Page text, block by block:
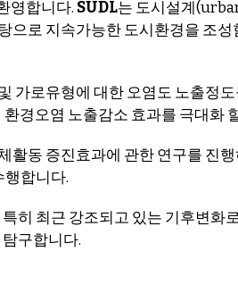
영합니다. SUDL는 도시설계
으로 지속가능한 도시환경을 조
가로유형에 대한 오염도 노출정
경오염 노출감소 효과를 극대화
동 증진효과에 관한 연구를 진
행합니다.
히 최근 강조되고 있는 기후변화
구합니다.